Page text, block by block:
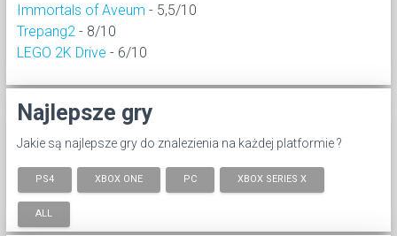
Immortals of Aveum - 5,5/10
Trepang2 - 8/10
LEGO 2K Drive - 6/10
Najlepsze gry
Jakie są najlepsze gry do znalezienia na każdej platformie ?
PS4 XBOX ONE PC XBOX SERIES X
ALL